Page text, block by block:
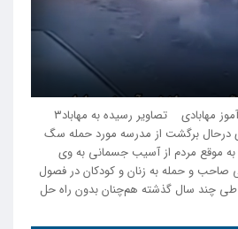
حمله سگ های ولگرد به دانش آموز مهابادی تصاویر رسیده به مهاباد۳
درحال برگشت از مدرسه مورد حمله سگ
به موقع مردم از آسیب جسمانی به وی
و حمله به زنان و کودکان در فصول
چند سال گذشته هم‌چنان بدون راه حل